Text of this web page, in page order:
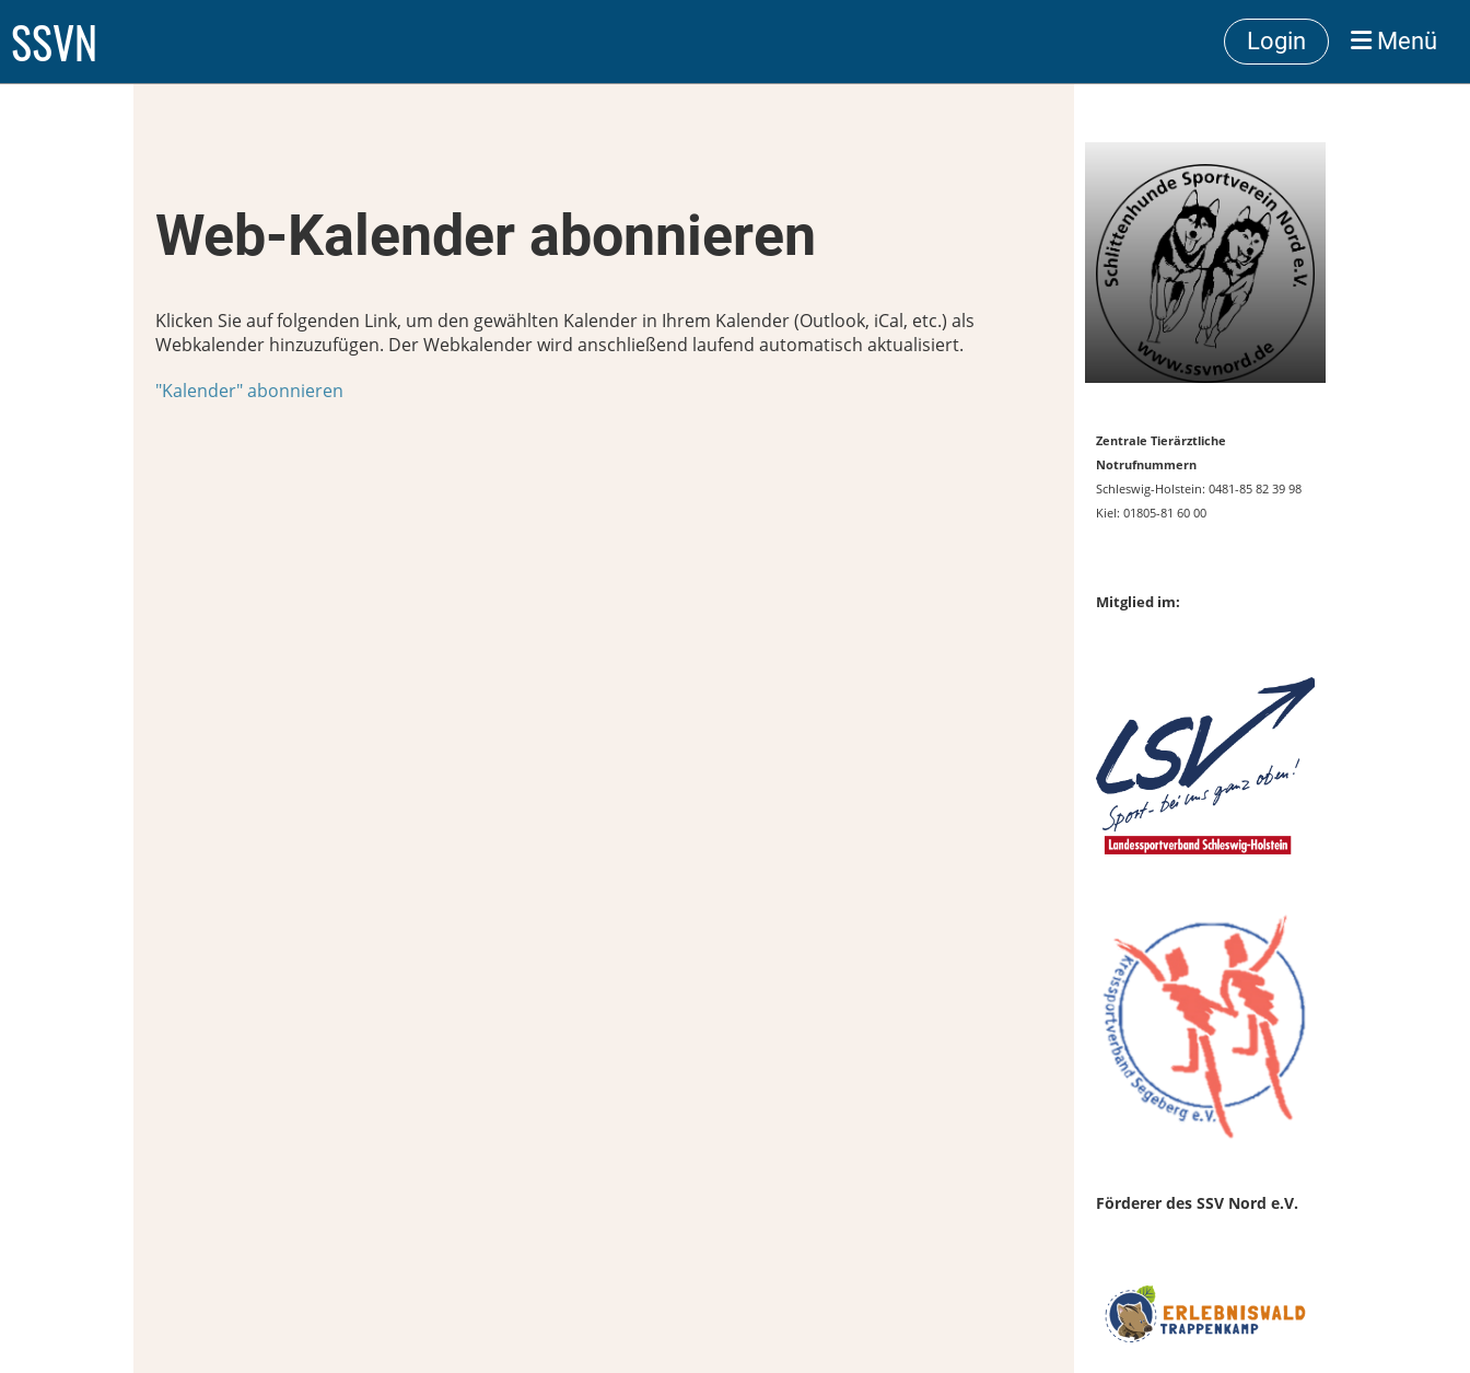
SSVN Login Menü
Web-Kalender abonnieren
Klicken Sie auf folgenden Link, um den gewählten Kalender in Ihrem Kalender (Outlook, iCal, etc.) als
Webkalender hinzuzufügen. Der Webkalender wird anschließend laufend automatisch aktualisiert.
"Kalender" abonnieren
Zentrale Tierärztliche
Notrufnummern
Schleswig-Holstein: 0481-85 82 39 98
Kiel: 01805-81 60 00
Mitglied im:
Förderer des SSV Nord e.V.